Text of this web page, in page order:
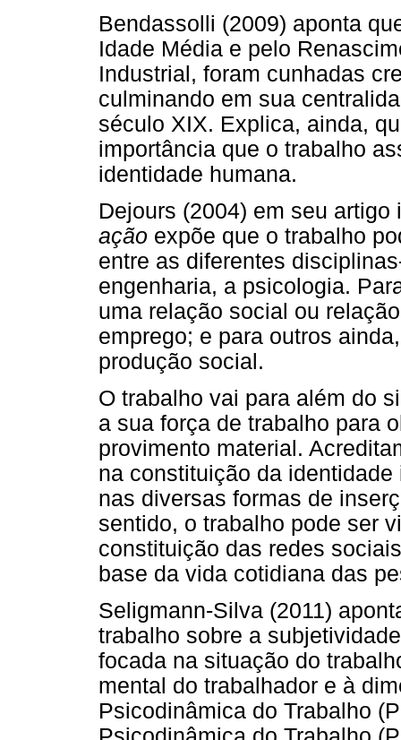
Bendassolli (2009) aponta
Idade Média e pelo
Industrial, foram cunhadas
culminando em sua
século XIX. Explica, ainda,
importância que o trabalho
identidade humana.
Dejours (2004) em seu
ação expõe que o trabalho
entre as diferentes
engenharia, a psicologia.
uma relação social ou
emprego; e para outros
produção social.
O trabalho vai para além do
a sua força de trabalho para
provimento material.
na constituição da
nas diversas formas de
sentido, o trabalho pode ser
constituição das redes
base da vida cotidiana das
Seligmann-Silva (2011)
trabalho sobre a
focada na situação do
mental do trabalhador e à
Psicodinâmica do Trabalho